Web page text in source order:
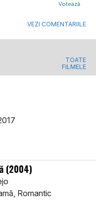
Votează
VEZI COMENTARIILE
TOATE
FILMELE
(2004)
Romantic